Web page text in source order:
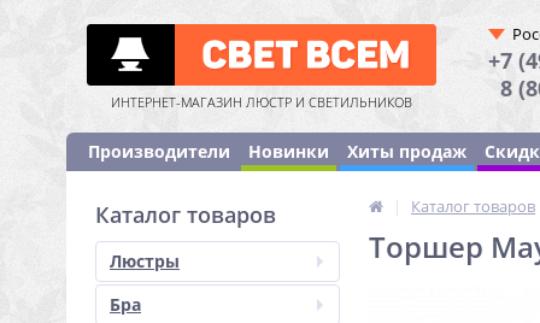
ИНТЕРНЕТ-МАГАЗИН ЛЮСТР И СВЕТИЛЬНИКОВ
+7
8
Производители Новинки Хиты продаж
Каталог товаров
Люстры
Бра
| Каталог товаров
Торшер